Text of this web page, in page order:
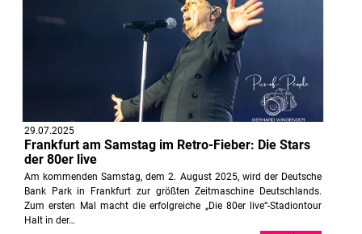
29.07.2025
Frankfurt am Samstag im Retro-Fieber: Die Stars
der 80er live
Am kommenden Samstag, dem 2. August 2025, wird der Deutsche
Bank Park in Frankfurt zur größten Zeitmaschine Deutschlands.
Zum ersten Mal macht die erfolgreiche „Die 80er live“-Stadiontour
Halt in der…